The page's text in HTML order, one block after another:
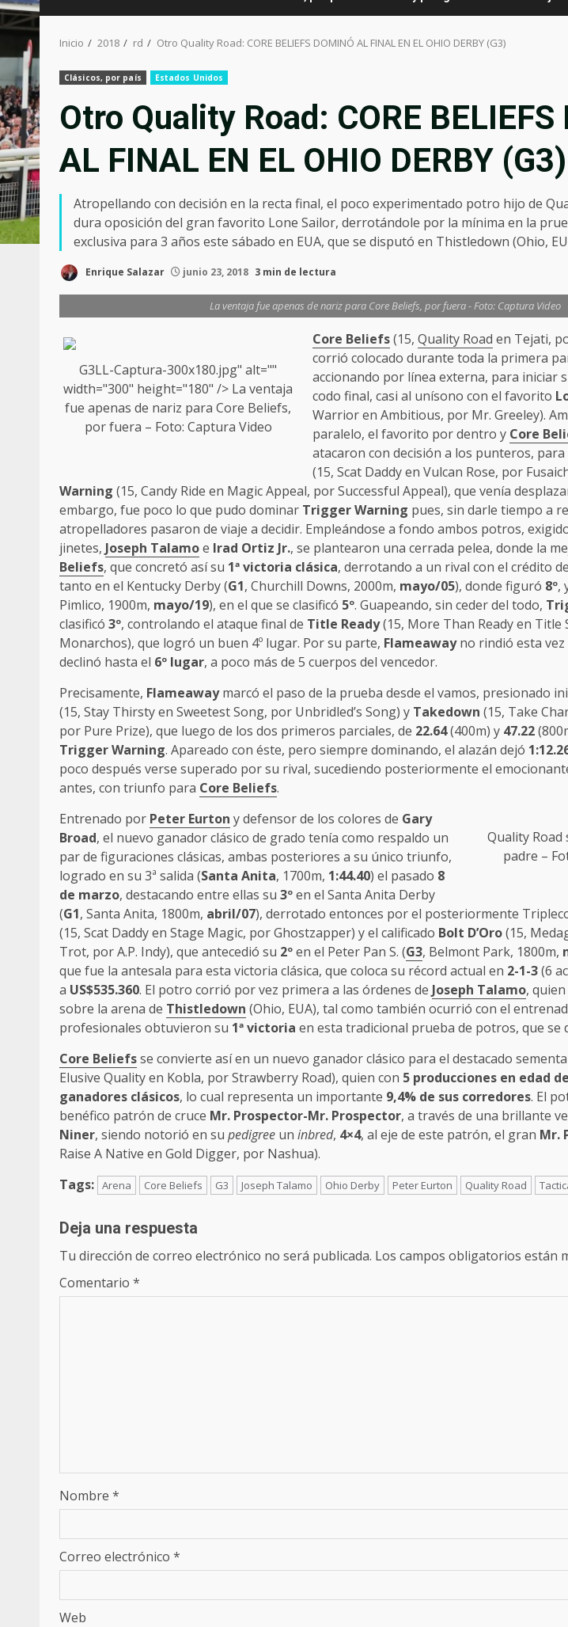
Inicio 2018 rd Otro Quality Road: CORE BELIEFS DOMINÓ AL FINAL EN EL OHIO DERBY (G3)
Clásicos, por país Estados Unidos
Otro Quality Road: CORE BELIEFS
AL FINAL EN EL OHIO DERBY (G3)
Atropellando con decisión en la recta final, el poco experimentado potro hijo de
dura oposición del gran favorito Lone Sailor, derrotándole por la mínima en la
exclusiva para 3 años este sábado en EUA, que se disputó en Thistledown (Ohio,
Enrique Salazar junio 23, 2018 3 min de lectura
La ventaja fue apenas de nariz para Core Beliefs, por fuera - Foto: Captura Video
G3LL-Captura-300x180.jpg" alt=""
width="300" height="180" /> La ventaja
fue apenas de nariz para Core Beliefs,
por fuera – Foto: Captura Video
Core Beliefs(15, Quality Road en Tejati,
corrió colocado durante toda la primera
accionando por línea externa, para iniciar
codo final, casi al unísono con el favorito
Warrior en Ambitious, por Mr. Greeley).
paralelo, el favorito por dentro y Core
atacaron con decisión a los punteros,
(15, Scat Daddy en Vulcan Rose, por
Warning (15, Candy Ride en Magic Appeal, por Successful Appeal), que venía
embargo, fue poco lo que pudo dominar Trigger Warning pues, sin darle tiempo a
atropelladores pasaron de viaje a decidir. Empleándose a fondo ambos potros,
jinetes, Joseph Talamoe Irad Ortiz Jr., se plantearon una cerrada pelea, donde la
Beliefs, que concretó así su 1ª victoria clásica, derrotando a un rival con el crédito
tanto en el Kentucky Derby (G1, Churchill Downs, 2000m, mayo/05), donde figuró 8º,
Pimlico, 1900m, mayo/19), en el que se clasificó 5º. Guapeando, sin ceder del todo,
clasificó 3º, controlando el ataque final de Title Ready(15, More Than Ready en Title
Monarchos), que logró un buen 4º lugar. Por su parte, Flameawayno rindió esta vez
declinó hasta el 6º lugar, a poco más de 5 cuerpos del vencedor.
Precisamente, Flameawaymarcó el paso de la prueba desde el vamos, presionado
(15, Stay Thirsty en Sweetest Song, por Unbridled’s Song) y Takedown (15, Take
por Pure Prize), que luego de los dos primeros parciales, de 22.64(400m) y 47.22
Trigger Warning. Apareado con éste, pero siempre dominando, el alazán dejó
poco después verse superado por su rival, sucediendo posteriormente el
antes, con triunfo para Core Beliefs.
Quality Road
padre –
Entrenado por Peter Eurton y defensor de los colores de Gary
Broad, el nuevo ganador clásico de grado tenía como respaldo un
par de figuraciones clásicas, ambas posteriores a su único triunfo,
logrado en su 3ª salida (Santa Anita, 1700m, 1:44.40) el pasado 8
de marzo, destacando entre ellas su 3ºen el Santa Anita Derby
(G1, Santa Anita, 1800m, abril/07), derrotado entonces por el posteriormente
(15, Scat Daddy en Stage Magic, por Ghostzapper) y el calificado Bolt D’Oro(15,
Trot, por A.P. Indy), que antecedió su 2ºen el Peter Pan S. (G3, Belmont Park, 1800m,
que fue la antesala para esta victoria clásica, que coloca su récord actual en 2-1-3(6
a US$535.360. El potro corrió por vez primera a las órdenes de Joseph Talamo,
sobre la arena de Thistledown (Ohio, EUA), tal como también ocurrió con el
profesionales obtuvieron su 1ª victoria en esta tradicional prueba de potros, que se
Core Beliefsse convierte así en un nuevo ganador clásico para el destacado
Elusive Quality en Kobla, por Strawberry Road), quien con 5 producciones en edad
ganadores clásicos, lo cual representa un importante 9,4% de sus corredores. El
benéfico patrón de cruce Mr. Prospector-Mr. Prospector, a través de una brillante
Niner, siendo notorió en su pedigree un inbred, 4×4, al eje de este patrón, el gran Mr.
Raise A Native en Gold Digger, por Nashua).
Tags: Arena Core Beliefs G3 Joseph Talamo Ohio Derby Peter Eurton Quality Road
Deja una respuesta
Tu dirección de correo electrónico no será publicada. Los campos obligatorios están
Comentario *
Nombre *
Correo electrónico *
Web